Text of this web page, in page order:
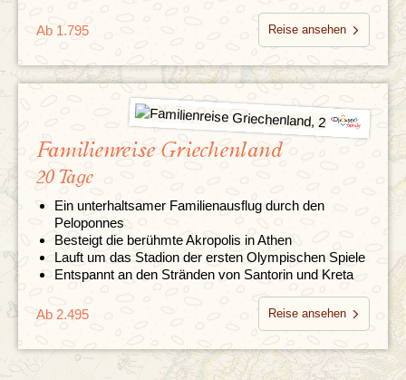
Ab 1.795 Reise ansehen
Familienreise Griechenland
20 Tage
Ein unterhaltsamer Familienausflug durch den
Peloponnes
Besteigt die berühmte Akropolis in Athen
Lauft um das Stadion der ersten Olympischen Spiele
Entspannt an den Stränden von Santorin und Kreta
Ab 2.495 Reise ansehen